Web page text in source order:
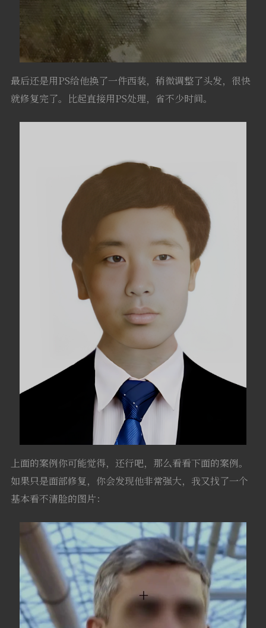
最后还是用PS给他换了一件西装，稍微调整了头发，很快
就修复完了。比起直接用PS处理，省不少时间。
上面的案例你可能觉得，还行吧，那么看看下面的案例。
如果只是面部修复，你会发现他非常强大，我又找了一个
基本看不清脸的图片：